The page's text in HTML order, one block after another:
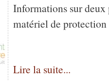
Informations sur
matériel de protection
Lire la suite...